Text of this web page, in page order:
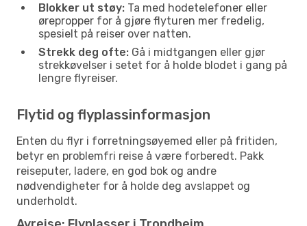
Blokker ut støy: Ta med hodetelefoner eller
ørepropper for å gjøre flyturen mer fredelig,
spesielt på reiser over natten.
Strekk deg ofte: Gå i midtgangen eller gjør
strekkøvelser i setet for å holde blodet i gang på
lengre flyreiser.
Flytid og flyplassinformasjon
Enten du flyr i forretningsøyemed eller på fritiden,
betyr en problemfri reise å være forberedt. Pakk
reiseputer, ladere, en god bok og andre
nødvendigheter for å holde deg avslappet og
underholdt.